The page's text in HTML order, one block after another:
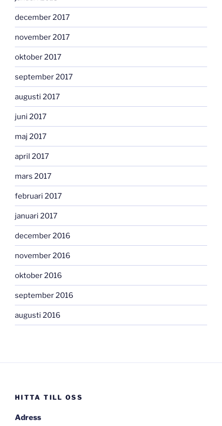
december 2017
november 2017
oktober 2017
september 2017
augusti 2017
juni 2017
maj 2017
april 2017
mars 2017
februari 2017
januari 2017
december 2016
november 2016
oktober 2016
september 2016
augusti 2016
HITTA TILL OSS
Adress